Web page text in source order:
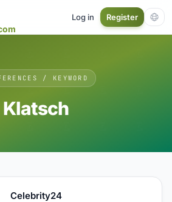
Log in Register
/ KEYWORD
Klatsch
Celebrity24